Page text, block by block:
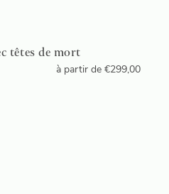
têtes de mort
à partir de €299,00